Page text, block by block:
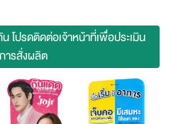
โปรดติดต่อเจ้าหน้าที่เพื่อประเมิน
ารสั่งผลิต